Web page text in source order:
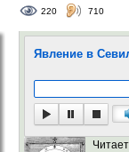
220 710
Явление в